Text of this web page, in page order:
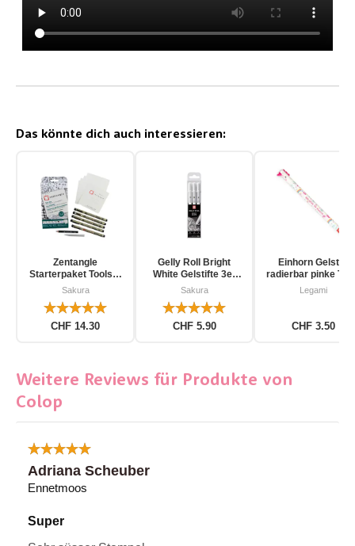
Das könnte dich auch interessieren:
Zentangle
Starterpaket Toolset
für Einsteiger 12-
Sakura
CHF 14.30
Gelly Roll Bright
White Gelstifte 3er
Pack
Sakura
CHF 5.90
Einhorn Gelstift
radierbar pinke
Legami
CHF 3.50
Weitere Reviews für Produkte von
Colop
Adriana Scheuber
Ennetmoos
Super